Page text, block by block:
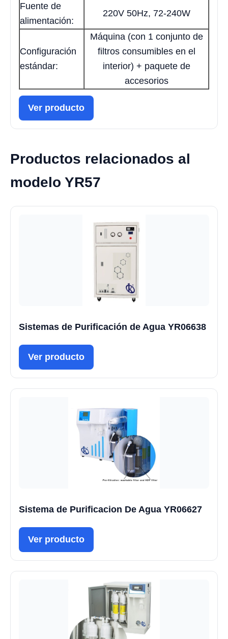
Fuente de
alimentación:
220V 50Hz, 72-240W
Configuración
estándar:
Máquina (con 1 conjunto de
filtros consumibles en el
interior) + paquete de
accesorios
Ver producto
Productos relacionados al
modelo YR57
Sistemas de Purificación de Agua YR06638
Ver producto
Sistema de Purificacion De Agua YR06627
Ver producto